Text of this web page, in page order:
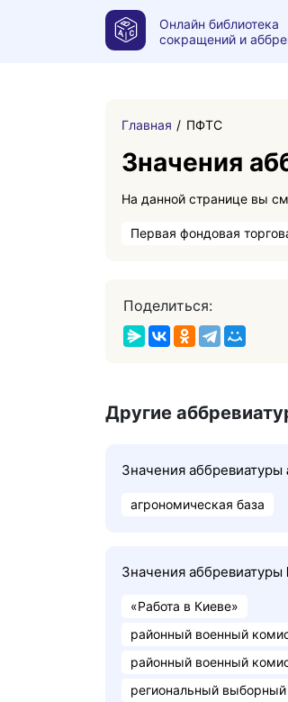
Онлайн библиотека
сокращений и
Главная ПФТС
Значения
Первая фондовая
Поделиться:
Другие
Значения аббревиатуры
агрономическая база
Значения аббревиатуры
«Работа в Киеве»
районный военный
районный военный
региональный выборный